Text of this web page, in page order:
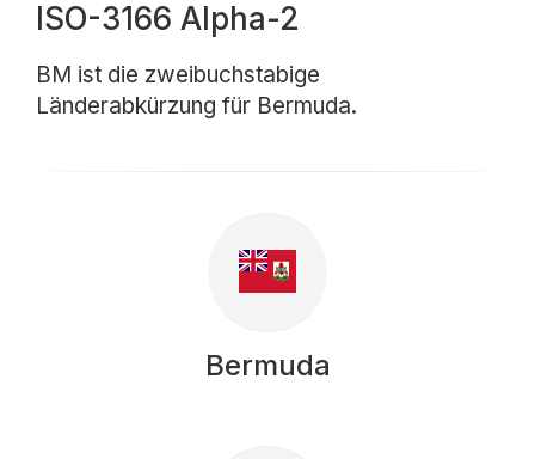
ISO-3166 Alpha-2
BM ist die zweibuchstabige
Länderabkürzung für Bermuda.
Bermuda